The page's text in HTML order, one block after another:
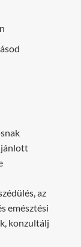
az
emésztési
konzultálj